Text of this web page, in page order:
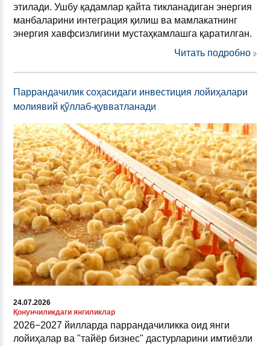
этилади. Ушбу қадамлар қайта тикланадиган энергия
манбаларини интеграция қилиш ва мамлакатнинг
энергия хавфсизлигини мустаҳкамлашга қаратилган.
Читать подробно
Паррандачилик соҳасидаги инвестиция лойиҳалари
молиявий қўллаб-қувватланади
24.07.2026
Қонунчиликдаги янгиликлар
2026−2027 йилларда паррандачиликка оид янги
лойиҳалар ва "тайёр бизнес" дастурларини имтиёзли